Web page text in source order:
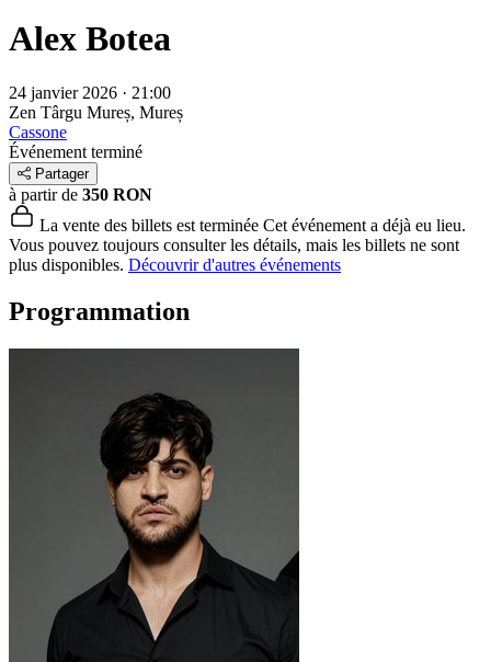
Alex Botea
24 janvier 2026 · 21:00
Zen Târgu Mureș, Mureș
Cassone
Événement terminé
Partager
à partir de 350 RON
La vente des billets est terminée Cet événement a déjà eu lieu.
Vous pouvez toujours consulter les détails, mais les billets ne sont
plus disponibles. Découvrir d'autres événements
Programmation